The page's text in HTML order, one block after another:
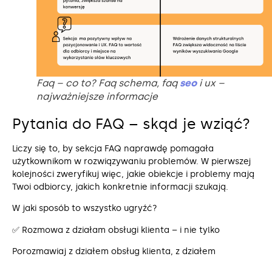
Faq – co to? Faq schema, faq seoi ux –
najważniejsze informacje
Pytania do FAQ – skąd je wziąć?
Liczy się to, by sekcja FAQ naprawdę pomagała
użytkownikom w rozwiązywaniu problemów. W pierwszej
kolejności zweryfikuj więc, jakie obiekcje i problemy mają
Twoi odbiorcy, jakich konkretnie informacji szukają.
W jaki sposób to wszystko ugryźć?
✅ Rozmowa z działam obsługi klienta – i nie tylko
Porozmawiaj z działem obsług klienta, z działem